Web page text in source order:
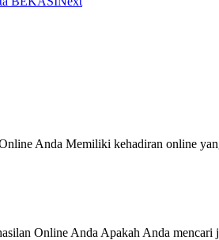
Anda Memiliki kehadiran online
Online Anda Apakah Anda